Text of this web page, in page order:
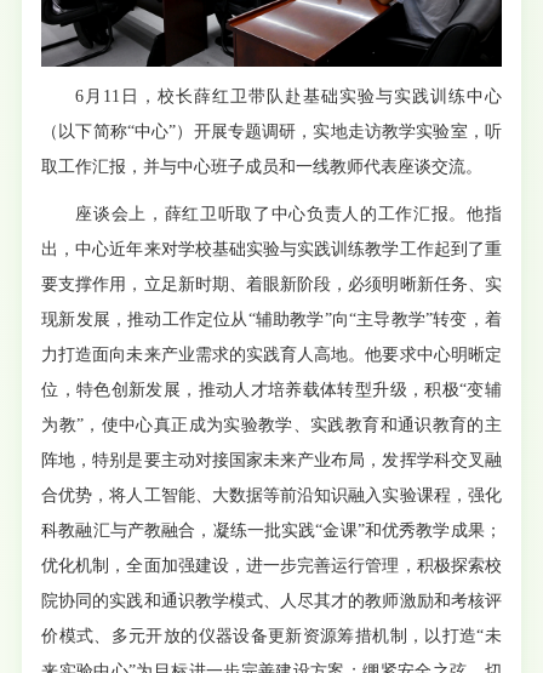
6月11日，校长薛红卫带队赴基础实验与实践训练中心
（以下简称“中心”）开展专题调研，实地走访教学实验室，听
取工作汇报，并与中心班子成员和一线教师代表座谈交流。
座谈会上，薛红卫听取了中心负责人的工作汇报。他指
出，中心近年来对学校基础实验与实践训练教学工作起到了重
要支撑作用，立足新时期、着眼新阶段，必须明晰新任务、实
现新发展，推动工作定位从“辅助教学”向“主导教学”转变，着
力打造面向未来产业需求的实践育人高地。他要求中心明晰定
位，特色创新发展，推动人才培养载体转型升级，积极“变辅
为教”，使中心真正成为实验教学、实践教育和通识教育的主
阵地，特别是要主动对接国家未来产业布局，发挥学科交叉融
合优势，将人工智能、大数据等前沿知识融入实验课程，强化
科教融汇与产教融合，凝练一批实践“金课”和优秀教学成果；
优化机制，全面加强建设，进一步完善运行管理，积极探索校
院协同的实践和通识教学模式、人尽其才的教师激励和考核评
价模式、多元开放的仪器设备更新资源筹措机制，以打造“未